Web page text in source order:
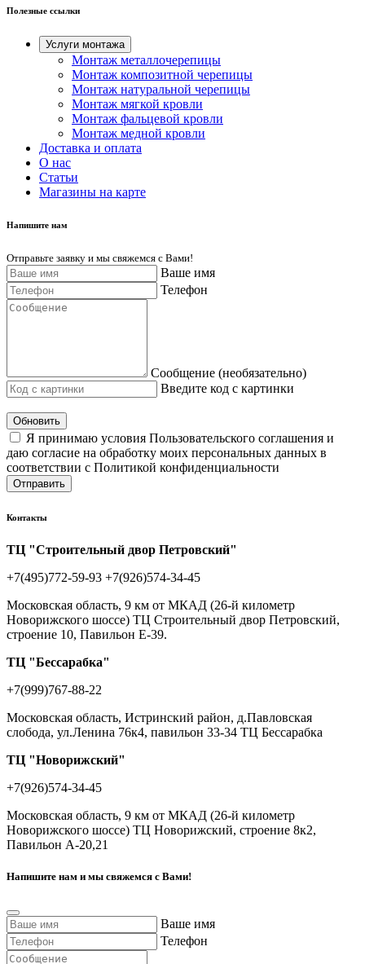
Полезные ссылки
Услуги монтажа
Монтаж металлочерепицы
Монтаж композитной черепицы
Монтаж натуральной черепицы
Монтаж мягкой кровли
Монтаж фальцевой кровли
Монтаж медной кровли
Доставка и оплата
О нас
Cтатьи
Магазины на карте
Напишите нам
Отправьте заявку и мы свяжемся с Вами!
Ваше имя
Телефон
Сообщение (необязательно)
Введите код с картинки
Обновить
Я принимаю условия Пользовательского соглашения и
даю согласие на обработку моих персональных данных в
соответствии с Политикой конфиденциальности
Отправить
Контакты
ТЦ "Строительный двор Петровский"
+7(495)772-59-93 +7(926)574-34-45
Московская область, 9 км от МКАД (26-й километр
Новорижского шоссе) ТЦ Строительный двор Петровский,
строение 10, Павильон Е-39.
ТЦ "Бессарабка"
+7(999)767-88-22
Московская область, Истринский район, д.Павловская
слобода, ул.Ленина 76к4, павильон 33-34 ТЦ Бессарабка
ТЦ "Новорижский"
+7(926)574-34-45
Московская область, 9 км от МКАД (26-й километр
Новорижского шоссе) ТЦ Новорижский, строение 8к2,
Павильон А-20,21
Напишите нам и мы свяжемся с Вами!
Ваше имя
Телефон